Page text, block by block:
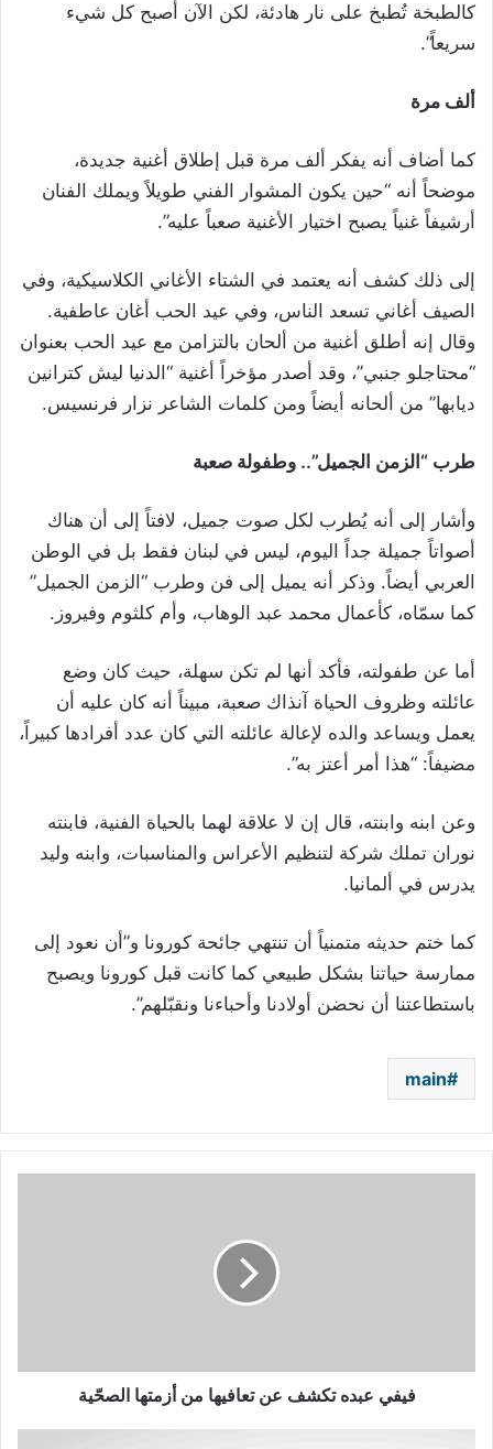
كالطبخة تُطبخ على نار هادئة، لكن الآن أصبح كل شيء
سريعاً”.
ألف مرة
كما أضاف أنه يفكر ألف مرة قبل إطلاق أغنية جديدة،
موضحاً أنه “حين يكون المشوار الفني طويلاً ويملك الفنان
أرشيفاً غنياً يصبح اختيار الأغنية صعباً عليه”.
إلى ذلك كشف أنه يعتمد في الشتاء الأغاني الكلاسيكية، وفي
الصيف أغاني تسعد الناس، وفي عيد الحب أغان عاطفية.
وقال إنه أطلق أغنية من ألحان بالتزامن مع عيد الحب بعنوان
“محتاجلو جنبي”، وقد أصدر مؤخراً أغنية “الدنيا ليش كترانين
ديابها” من ألحانه أيضاً ومن كلمات الشاعر نزار فرنسيس.
طرب “الزمن الجميل”.. وطفولة صعبة
وأشار إلى أنه يُطرب لكل صوت جميل، لافتاً إلى أن هناك
أصواتاً جميلة جداً اليوم، ليس في لبنان فقط بل في الوطن
العربي أيضاً. وذكر أنه يميل إلى فن وطرب “الزمن الجميل”
كما سمّاه، كأعمال محمد عبد الوهاب، وأم كلثوم وفيروز.
أما عن طفولته، فأكد أنها لم تكن سهلة، حيث كان وضع
عائلته وظروف الحياة آنذاك صعبة، مبيناً أنه كان عليه أن
يعمل ويساعد والده لإعالة عائلته التي كان عدد أفرادها كبيراً،
مضيفاً: “هذا أمر أعتز به”.
وعن ابنه وابنته، قال إن لا علاقة لهما بالحياة الفنية، فابنته
نوران تملك شركة لتنظيم الأعراس والمناسبات، وابنه وليد
يدرس في ألمانيا.
كما ختم حديثه متمنياً أن تنتهي جائحة كورونا و”أن نعود إلى
ممارسة حياتنا بشكل طبيعي كما كانت قبل كورونا ويصبح
باستطاعتنا أن نحضن أولادنا وأحباءنا ونقبّلهم”.
main
فيفي عبده تكشف عن تعافيها من أزمتها الصحّية